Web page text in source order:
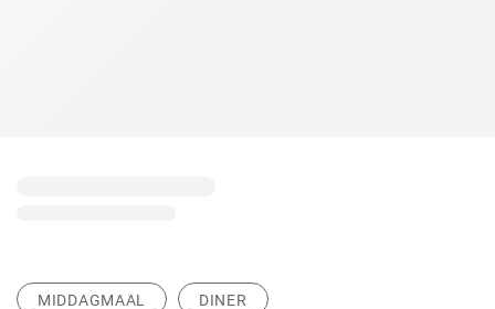
MIDDAGMAAL DINER